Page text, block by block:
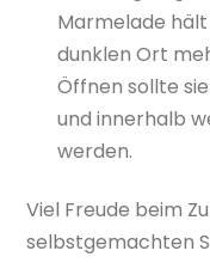
Marmelade
dunklen Ort
Öffnen sollte
und innerhalb
werden.
Viel Freude beim
selbstgemachten